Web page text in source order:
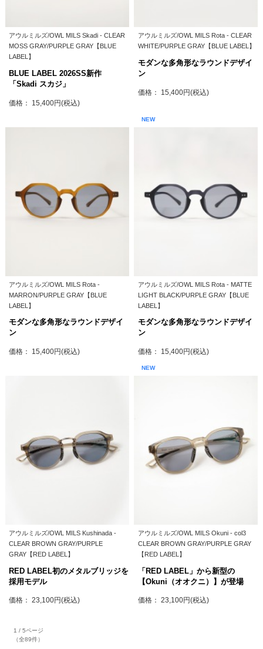
アウルミルズ/OWL MILS Skadi - CLEAR
MOSS GRAY/PURPLE GRAY【BLUE
LABEL】
BLUE LABEL 2026SS新作
「Skadi スカジ」
価格： 15,400円(税込)
アウルミルズ/OWL MILS Rota - CLEAR
WHITE/PURPLE GRAY【BLUE LABEL】
モダンな多角形なラウンドデザイ
ン
価格： 15,400円(税込)
アウルミルズ/OWL MILS Rota -
MARRON/PURPLE GRAY【BLUE
LABEL】
モダンな多角形なラウンドデザイ
ン
価格： 15,400円(税込)
NEW
アウルミルズ/OWL MILS Rota - MATTE
LIGHT BLACK/PURPLE GRAY【BLUE
LABEL】
モダンな多角形なラウンドデザイ
ン
価格： 15,400円(税込)
アウルミルズ/OWL MILS Kushinada -
CLEAR BROWN GRAY/PURPLE
GRAY【RED LABEL】
RED LABEL初のメタルブリッジを
採用モデル
価格： 23,100円(税込)
NEW
アウルミルズ/OWL MILS Okuni - col3
CLEAR BROWN GRAY/PURPLE GRAY
【RED LABEL】
「RED LABEL」から新型の
【Okuni（オオクニ）】が登場
価格： 23,100円(税込)
1 / 5ページ
（全89件）